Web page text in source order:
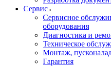
Cервис
Сервисное
оборудования
Диагностика и
Техническое
Монтаж,
Гарантия